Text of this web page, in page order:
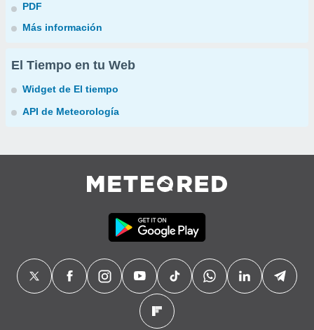
PDF
Más información
El Tiempo en tu Web
Widget de El tiempo
API de Meteorología